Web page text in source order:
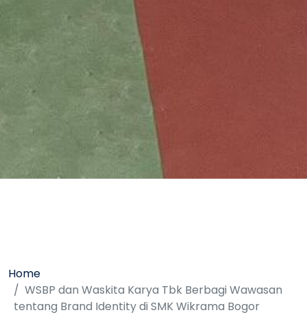
Home
WSBP dan Waskita Karya Tbk Berbagi Wawasan
tentang Brand Identity di SMK Wikrama Bogor